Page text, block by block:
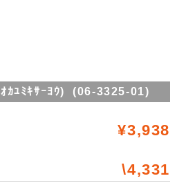
ｵｶﾕﾐｷｻｰﾖｳ) (06-3325-01)
¥3,938
\4,331